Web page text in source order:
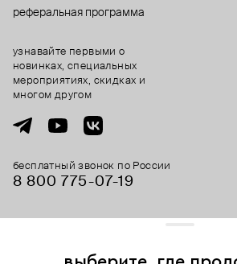
реферальная программа
бесплатный звонок по России
8 800 775⁠-07⁠-19
узнавайте первыми о
новинках, специальных
мероприятиях, скидках и
многом другом